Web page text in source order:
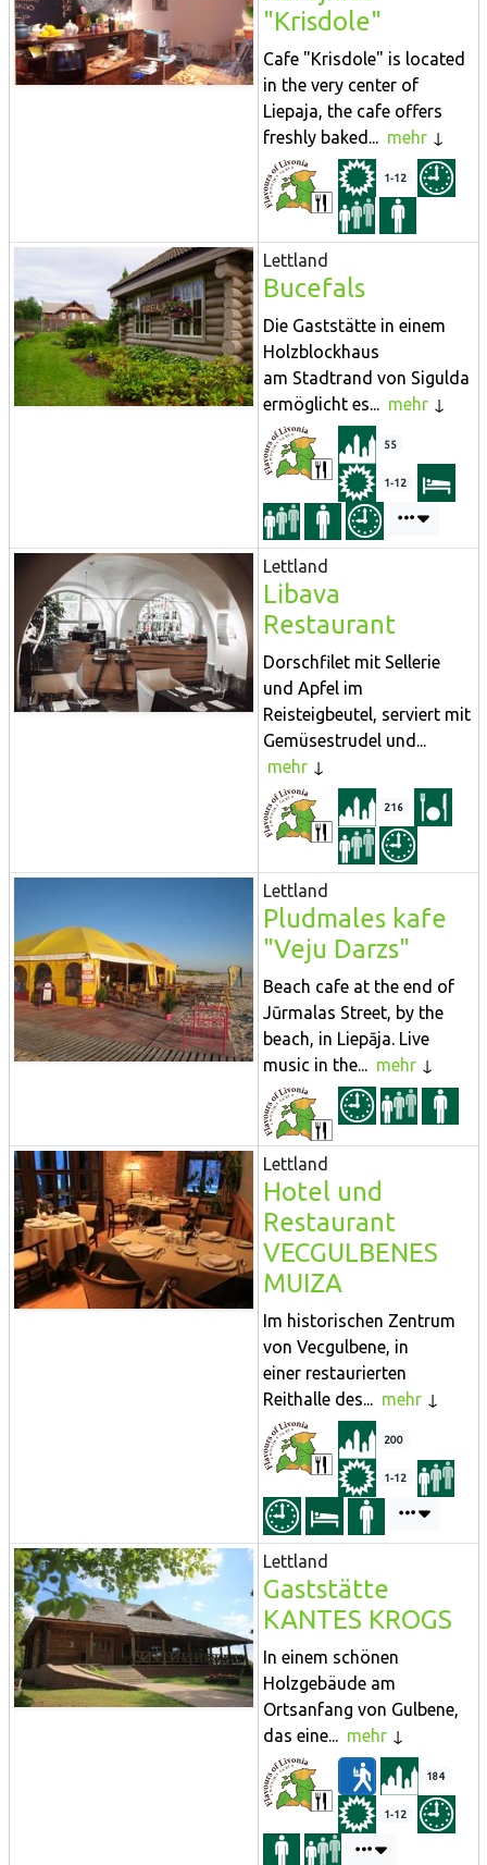
"Krisdole"
Cafe "Krisdole" is located
in the very center of
Liepaja, the cafe offers
freshly baked... mehr
1-12
Lettland
Bucefals
Die Gaststätte in einem
Holzblockhaus
am Stadtrand von Sigulda
ermöglicht es... mehr
55
1-12
Lettland
Libava
Restaurant
Dorschfilet mit Sellerie
und Apfel im
Reisteigbeutel, serviert mit
Gemüsestrudel und...
mehr
216
Lettland
Pludmales kafe
"Veju Darzs"
Beach cafe at the end of
Jūrmalas Street, by the
beach, in Liepāja. Live
music in the... mehr
Lettland
Hotel und
Restaurant
VECGULBENES
MUIZA
Im historischen Zentrum
von Vecgulbene, in
einer restaurierten
Reithalle des... mehr
200
1-12
Lettland
Gaststätte
KANTES KROGS
In einem schönen
Holzgebäude am
Ortsanfang von Gulbene,
das eine... mehr
184
1-12